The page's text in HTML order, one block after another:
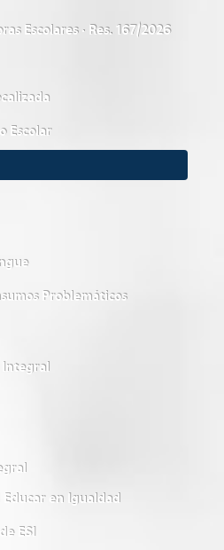
Escolares · Res. 167/2026
Escolar
Problemáticos
en Igualdad
ESI